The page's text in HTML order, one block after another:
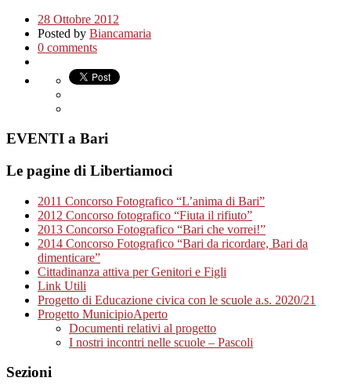
28 Ottobre 2012
Posted by Biancamaria
0 comments
EVENTI a Bari
Le pagine di Libertiamoci
2011 Concorso Fotografico “L’anima di Bari”
2012 Concorso fotografico “Fiuta il rifiuto”
2013 Concorso Fotografico “Bari che vorrei!”
2014 Concorso Fotografico “Bari da ricordare, Bari da
dimenticare”
Cittadinanza attiva per Genitori e Figli
Link Utili
Progetto di Educazione civica con le scuole a.s. 2020/21
Progetto MunicipioAperto
Documenti relativi al progetto
I nostri incontri nelle scuole – Pascoli
Sezioni